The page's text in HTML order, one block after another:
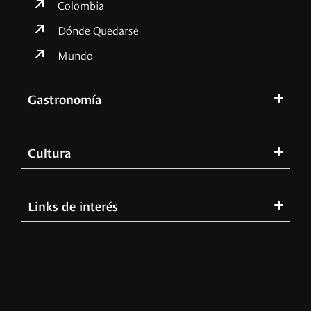
Colombia
Dónde Quedarse
Mundo
Gastronomía
Cultura
Links de interés